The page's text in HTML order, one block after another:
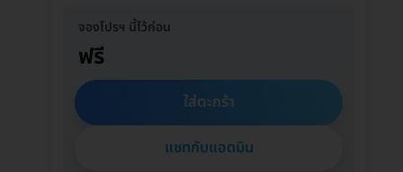
จองโปรฯ นี้ไว้ก่อน
ฟรี
ใส่ตะกร้า
แชทกับแอดมิน